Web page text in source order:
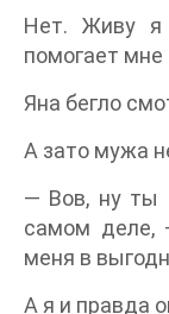
Нет. Живу я
помогает мне
Яна бегло
А зато мужа
— Вов, ну ты
самом деле,
меня в
А я и правда